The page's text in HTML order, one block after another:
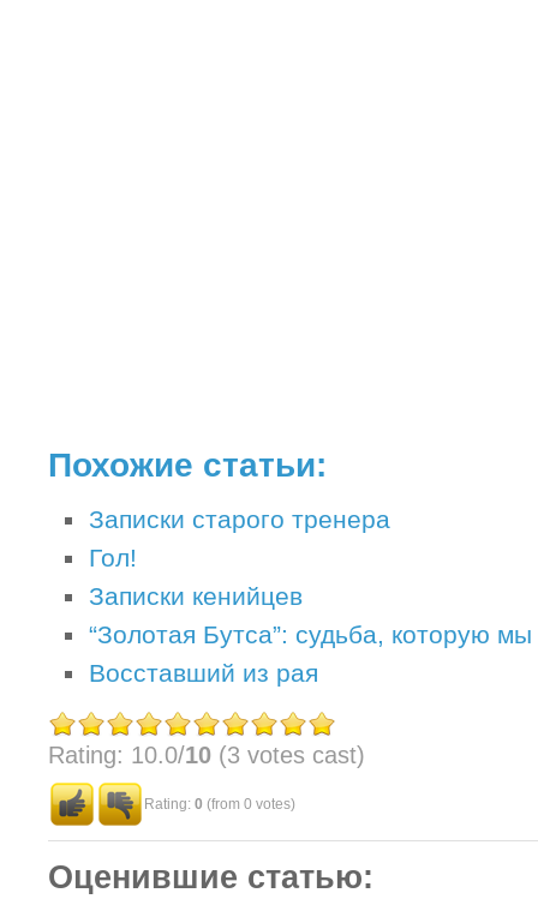
Похожие статьи:
Записки старого тренера
Гол!
Записки кенийцев
“Золотая Бутса”: судьба, которую
Восставший из рая
Rating: 10.0/10 (3 votes cast)
Rating: 0 (from 0 votes)
Оценившие статью: